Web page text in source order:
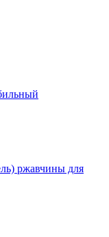
ржавчины для